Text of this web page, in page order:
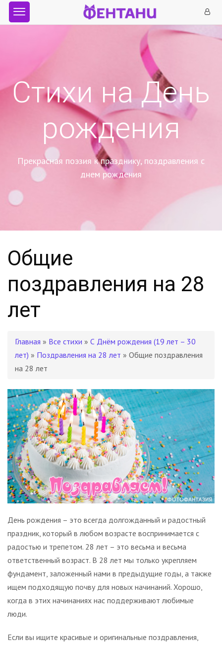
Стихи на День
рождения
Прекрасная поэзия к празднику, поздравления с
днем рождения
Общие
поздравления на 28
лет
Главная » Все стихи » С Днём рождения (19 лет – 30
лет) » Поздравления на 28 лет » Общие поздравления
на 28 лет
День рождения – это всегда долгожданный и радостный
праздник, который в любом возрасте воспринимается с
радостью и трепетом. 28 лет – это весьма и весьма
ответственный возраст. В 28 лет мы только укрепляем
фундамент, заложенный нами в предыдущие годы, а также
ищем подходящую почву для новых начинаний. Хорошо,
когда в этих начинаниях нас поддерживают любимые
люди.
Если вы ищите красивые и оригинальные поздравления,